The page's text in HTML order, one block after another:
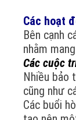
Các hoạt
Bên cạnh
nhằm
Các cuộc
Nhiều bảo
cũng như
Các buổi